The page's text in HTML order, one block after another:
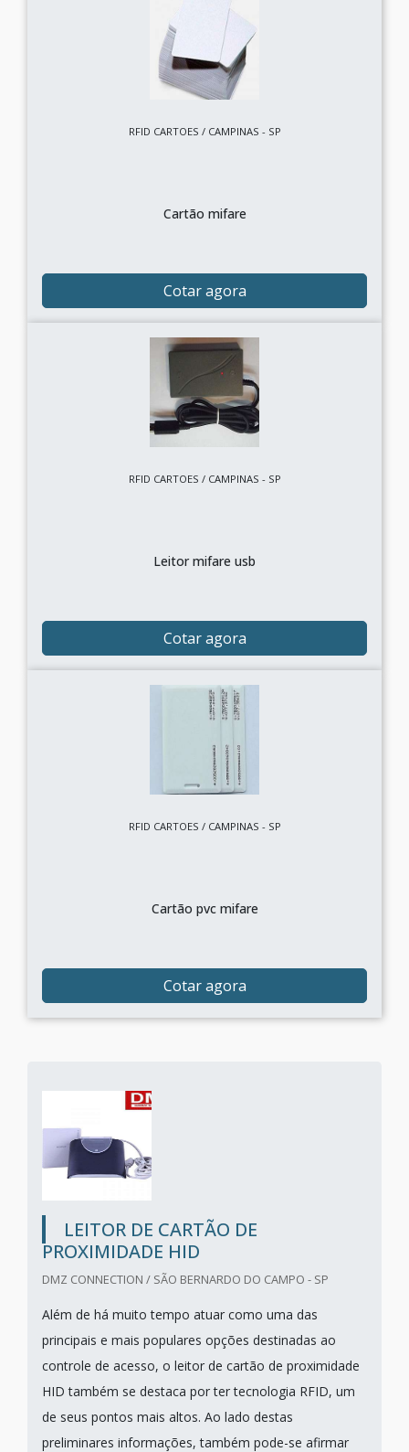
RFID CARTOES / CAMPINAS - SP
Cartão mifare
Cotar agora
RFID CARTOES / CAMPINAS - SP
Leitor mifare usb
Cotar agora
RFID CARTOES / CAMPINAS - SP
Cartão pvc mifare
Cotar agora
LEITOR DE CARTÃO DE
PROXIMIDADE HID
DMZ CONNECTION / SÃO BERNARDO DO CAMPO - SP
Além de há muito tempo atuar como uma das
principais e mais populares opções destinadas ao
controle de acesso, o leitor de cartão de proximidade
HID também se destaca por ter tecnologia RFID, um
de seus pontos mais altos. Ao lado destas
preliminares informações, também pode-se afirmar